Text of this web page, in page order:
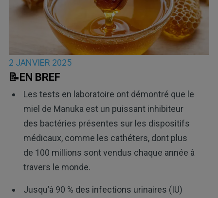
2 JANVIER 2025
📝EN BREF
Les tests en laboratoire ont démontré que le
miel de Manuka est un puissant inhibiteur
des bactéries présentes sur les dispositifs
médicaux, comme les cathéters, dont plus
de 100 millions sont vendus chaque année à
travers le monde.
Jusqu’à 90 % des infections urinaires (IU)